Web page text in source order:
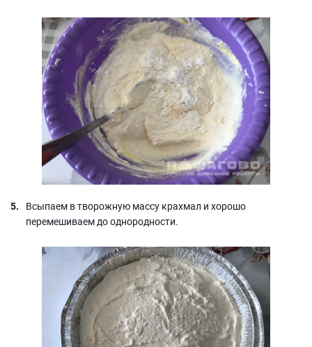
Всыпаем в творожную массу крахмал и хорошо
перемешиваем до однородности.